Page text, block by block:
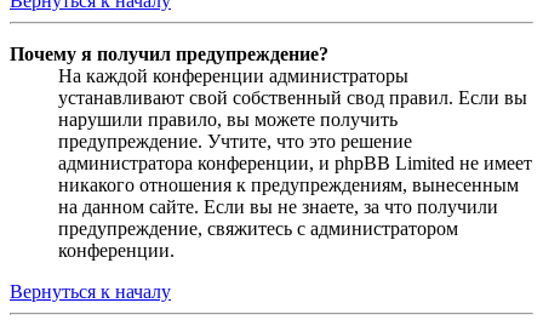
Почему я получил предупреждение?
На каждой конференции администраторы
устанавливают свой собственный свод правил. Если вы
нарушили правило, вы можете получить
предупреждение. Учтите, что это решение
администратора конференции, и phpBB Limited не имеет
никакого отношения к предупреждениям, вынесенным
на данном сайте. Если вы не знаете, за что получили
предупреждение, свяжитесь с администратором
конференции.
Вернуться к началу